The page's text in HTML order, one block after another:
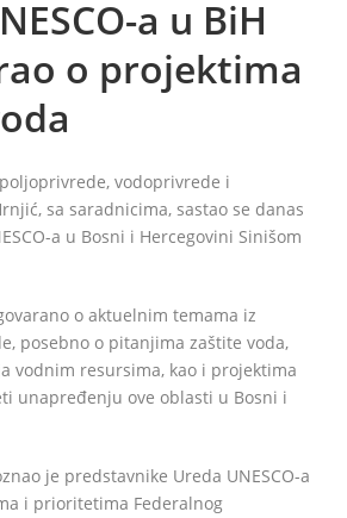
a u BiH
o projektima
vodoprivrede i
sa saradnicima, sastao se danas
a u Bosni i Hercegovini Sinišom
o aktuelnim temama iz
posebno o pitanjima zaštite voda,
vodnim resursima, kao i projektima
unapređenju ove oblasti u Bosni i
je predstavnike Ureda UNESCO-a
i prioritetima Federalnog